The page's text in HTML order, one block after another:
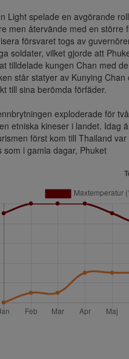
Light spelade en avgörande
men återvände med en större
försvaret togs av
soldater, vilket gjorde att
tilldelade kungen Chan med
står statyer av Kunying
till sina berömda förfäder.
exploderade för
etniska kineser i landet. Idag
först kom till Thailand
som i gamla dagar, Phuket